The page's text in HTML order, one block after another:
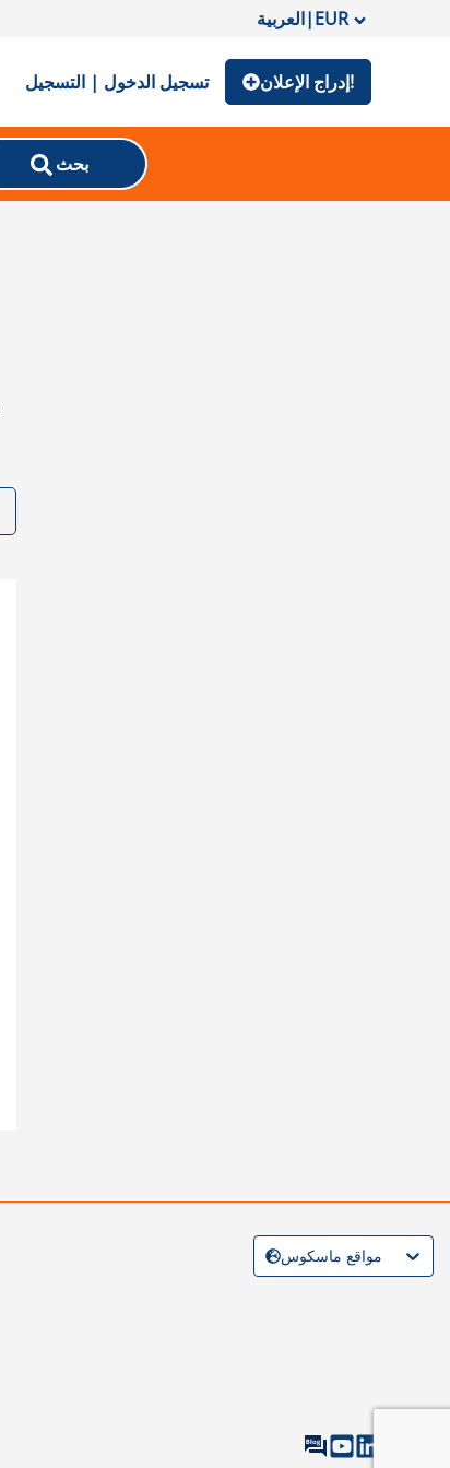
العربية|EUR
تسجيل الدخول | التسجيل إدراج الإعلان!
بحث
مواقع ماسكوس